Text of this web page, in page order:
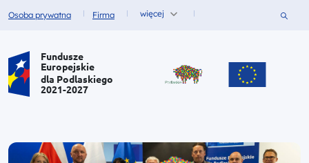
Fundusze dla
Osoba prywatna Fundusze dla
Firma więcej
Portal Funduszy Europejskich
Fundusze
Europejskie
dla Podlaskiego
2021-2027